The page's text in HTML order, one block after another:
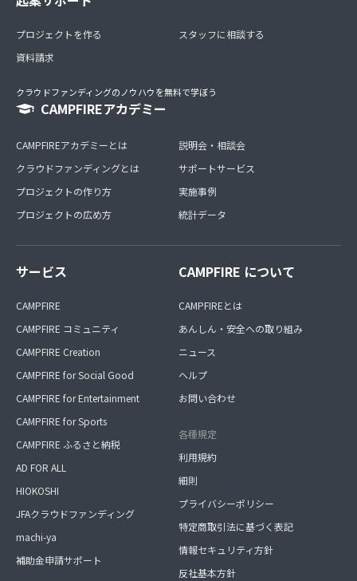
プロジェクトを作る
資料請求
スタッフに相談する
クラウドファンディングのノウハウを無料で学ぼう
CAMPFIREアカデミー
CAMPFIREアカデミーとは
クラウドファンディングとは
プロジェクトの作り方
プロジェクトの広め方
説明会・相談会
サポートサービス
実施事例
統計データ
サービス
CAMPFIRE
CAMPFIRE コミュニティ
CAMPFIRE Creation
CAMPFIRE for Social Good
CAMPFIRE for Entertainment
CAMPFIRE for Sports
CAMPFIRE ふるさと納税
AD FOR ALL
HIOKOSHI
JFAクラウドファンディング
machi-ya
補助金申請サポート
CAMPFIRE について
CAMPFIREとは
あんしん・安全への取り組み
ニュース
ヘルプ
お問い合わせ
各種規定
利用規約
細則
プライバシーポリシー
特定商取引法に基づく表記
情報セキュリティ方針
反社基本方針